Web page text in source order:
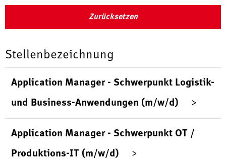
Zurücksetzen
Stellenbezeichnung
Application Manager - Schwerpunkt Logistik-
und Business-Anwendungen (m/w/d)
Application Manager - Schwerpunkt OT /
Produktions-IT (m/w/d)